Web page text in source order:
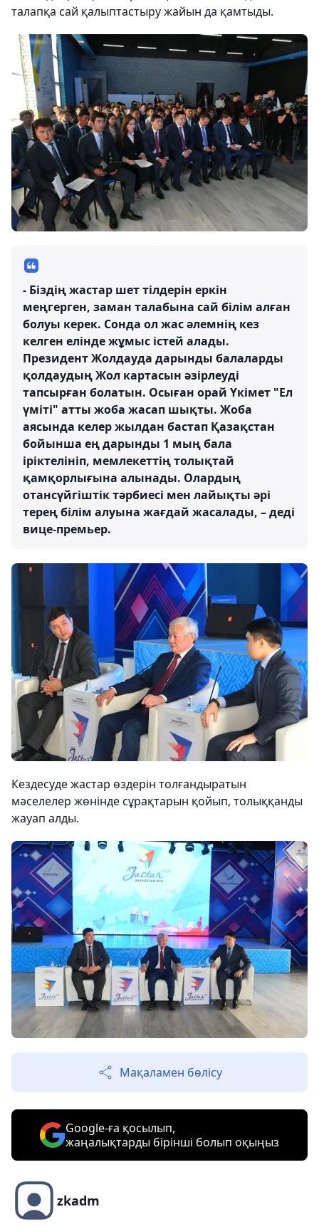
талапқа сай қалыптастыру жайын да қамтыды.
- Біздің жастар шет тілдерін еркін
меңгерген, заман талабына сай білім алған
болуы керек. Сонда ол жас әлемнің кез
келген елінде жұмыс істей алады.
Президент Жолдауда дарынды балаларды
қолдаудың Жол картасын әзірлеуді
тапсырған болатын. Осыған орай Үкімет "Ел
үміті" атты жоба жасап шықты. Жоба
аясында келер жылдан бастап Қазақстан
бойынша ең дарынды 1 мың бала
іріктелініп, мемлекеттің толықтай
қамқорлығына алынады. Олардың
отансүйгіштік тәрбиесі мен лайықты әрі
терең білім алуына жағдай жасалады, – деді
вице-премьер.
Кездесуде жастар өздерін толғандыратын
мәселелер жөнінде сұрақтарын қойып, толыққанды
жауап алды.
Мақаламен бөлісу
Google-ға қосылып,
жаңалықтарды бірінші болып оқыңыз
zkadm